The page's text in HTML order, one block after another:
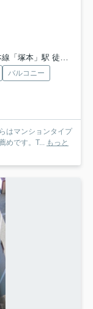
塚本」駅 徒歩18分
バルコニー
はマンションタイプ
めです。T... もっと